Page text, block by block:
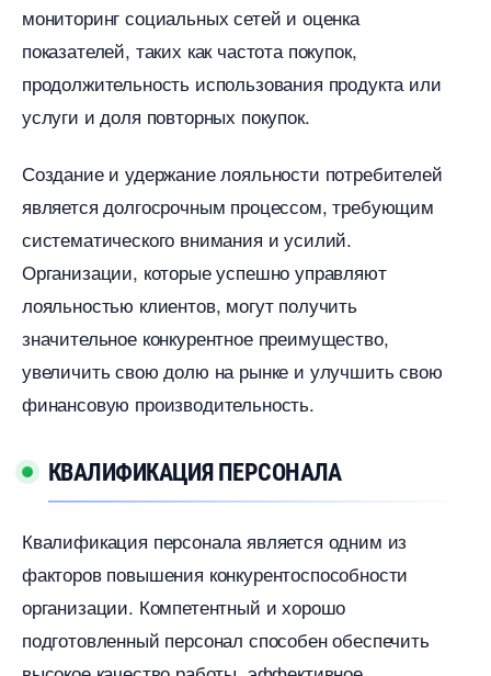
мониторинг социальных сетей и оценка
показателей, таких как частота покупок,
продолжительность использования продукта или
услуги и доля повторных покупок.
Создание и удержание лояльности потребителей
является долгосрочным процессом, требующим
систематического внимания и усилий.​
Организации, которые успешно управляют
лояльностью клиентов, могут получить
значительное конкурентное преимущество,
увеличить свою долю на рынке и улучшить свою
финансовую производительность.
КВАЛИФИКАЦИЯ ПЕРСОНАЛА
Квалификация персонала является одним из
факторов повышения конкурентоспособности
организации. Компетентный и хорошо
подготовленный персонал способен обеспечить